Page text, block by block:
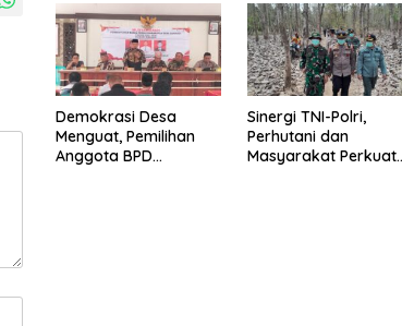
Perkuat Sinergi
Membangun Desa
Pagar Merah Putih
Demokrasi Desa
Menguat, Pemilihan
Anggota BPD
Sinergi TNI-Polri,
Perhutani dan
Masyarakat Perkuat